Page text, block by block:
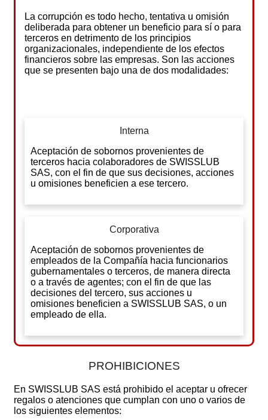
La corrupción es todo hecho, tentativa u omisión
deliberada para obtener un beneficio para sí o para
terceros en detrimento de los principios
organizacionales, independiente de los efectos
financieros sobre las empresas. Son las acciones
que se presenten bajo una de dos modalidades:
Interna
Aceptación de sobornos provenientes de
terceros hacia colaboradores de SWISSLUB
SAS, con el fin de que sus decisiones, acciones
u omisiones beneficien a ese tercero.
Corporativa
Aceptación de sobornos provenientes de
empleados de la Compañía hacia funcionarios
gubernamentales o terceros, de manera directa
o a través de agentes; con el fin de que las
decisiones del tercero, sus acciones u
omisiones beneficien a SWISSLUB SAS, o un
empleado de ella.
PROHIBICIONES
En SWISSLUB SAS está prohibido el aceptar u ofrecer
regalos o atenciones que cumplan con uno o varios de
los siguientes elementos: